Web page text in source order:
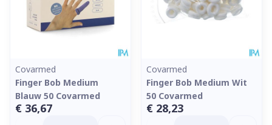
Covarmed
Finger Bob Medium
Blauw 50 Covarmed
€ 36,67
Covarmed
Finger Bob Medium Wit
50 Covarmed
€ 28,23